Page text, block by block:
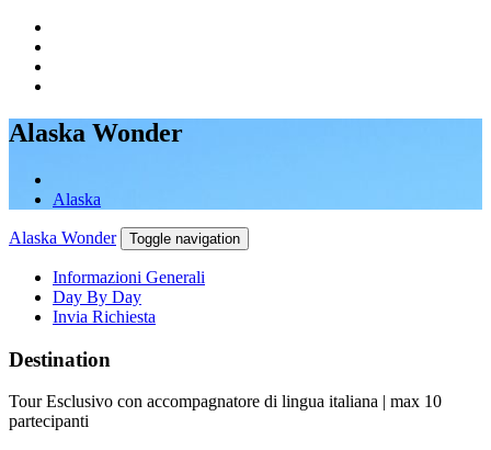
Alaska Wonder
Alaska
Alaska Wonder Toggle navigation
Informazioni Generali
Day By Day
Invia Richiesta
Destination
Tour Esclusivo con accompagnatore di lingua italiana | max 10
partecipanti